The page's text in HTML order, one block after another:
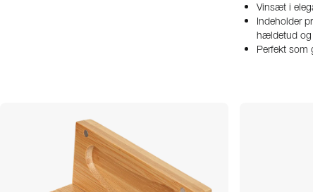
Vin­sæt i
Indeholder
hældetud og
Perfekt som